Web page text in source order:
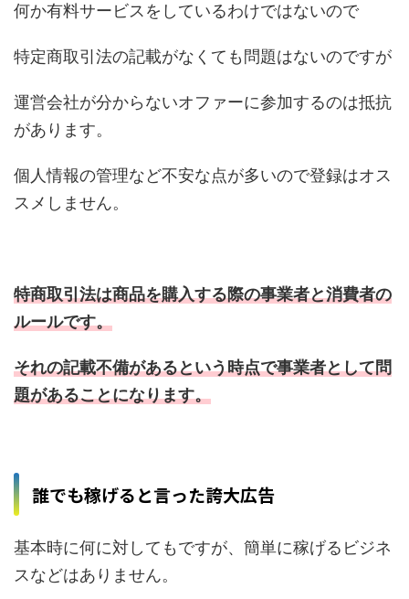
何か有料サービスをしているわけではないので
特定商取引法の記載がなくても問題はないのですが
運営会社が分からないオファーに参加するのは抵抗
があります。
個人情報の管理など不安な点が多いので登録はオス
スメしません。
特商取引法は商品を購入する際の事業者と消費者の
ルールです。
それの記載不備があるという時点で事業者として問
題があることになります。
誰でも稼げると言った誇大広告
基本時に何に対してもですが、簡単に稼げるビジネ
スなどはありません。